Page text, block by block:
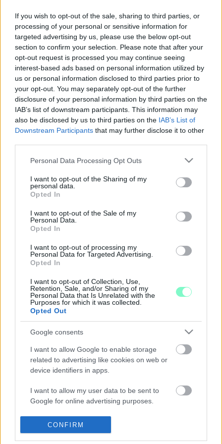
If you wish to opt-out of the sale, sharing to third parties, or
processing of your personal or sensitive information for
targeted advertising by us, please use the below opt-out
section to confirm your selection. Please note that after your
opt-out request is processed you may continue seeing
interest-based ads based on personal information utilized by
us or personal information disclosed to third parties prior to
your opt-out. You may separately opt-out of the further
disclosure of your personal information by third parties on the
IAB’s list of downstream participants. This information may
also be disclosed by us to third parties on the IAB’s List of
Downstream Participants that may further disclose it to other
Please note that this website/app uses one or more Google
not limited to your visit or usage behaviour. You may click to
grant or deny consent to Google and its third-party tags to
use your data for below specified purposes in below Google
consent section.
Personal Data Processing Opt Outs
I want to opt-out of the Sharing of my
personal data.
Opted In
I want to opt-out of the Sale of my
Personal Data.
Opted In
I want to opt-out of processing my
Personal Data for Targeted Advertising.
Opted In
I want to opt-out of Collection, Use,
Retention, Sale, and/or Sharing of my
Personal Data that Is Unrelated with the
Purposes for which it was collected.
Opted Out
Google consents
I want to allow Google to enable storage
related to advertising like cookies on web or
device identifiers in apps.
I want to allow my user data to be sent to
Google for online advertising purposes.
I want to allow Google to send me
personalized advertising.
CONFIRM
2025. október. 21. 08:30
Több mint 8 millió forintos bérleti díj hátralékot hagytak maguk
után a 11-es Huszár úti épületben.
A SZOMBATHELYI 11-ES HUSZÁR ÚTI
PARANCSNOKI ÉPÜLET TOVÁBBI MŰKÖDÉSÉT
IS MAGÁVAL RÁNTHATJA A “KIS” WALDORF
CSŐDJE
2025. augusztus. 27. 12:36
Az iskola több mint 8 millió forint bérleti díj adósságot
halmozott fel. Az épületben leszerelték a gázórát, ha október
közepéig nem fizetik ki a gáztartozást, az épület ellehetetlenül.
NEM INDÍTJA EL A 2025/2026-OS TANÉVET A
Hétfőn és kedden szülői értekezleten egyeztettek az iskolában
a szülőkkel. Mára összesen 4 diák maradt az iskolában.
ÚTI ÉPÜLET ISKOLA ÁLTAL HASZNÁLT
TERÜLETE RENDELTETÉSSZERŰ
HASZNÁLATRA ALKALMATLAN ÁLLAPOTBAN
2025. július. 04. 10:02
Egyre nehezebb helyzetben van a volt parancsnoki épületet
NEM FIZET A “KISEBBIK” WALDORF, DE NEM IS
HAJLANDÓ KIKÖLTÖZNI A 11-ES HUSZÁR ÚTI
ÉPÜLETBŐL
2025. június. 27. 12:44
A fenntartó kétségbe van esve.
DÍJHÁTRALÉK MIATT MA LESZERELTÉK A
SZOMBATHELYI 11-ES HUSZÁR ÚTI APÁCZAI
ÉPÜLET GÁZÓRÁJÁT
Az épületben bérlőként működő Waldorf iskola fél éve nem
fizetett bérleti díjat, ezért most az egész létesítmény nehéz
ISMÉT BAJBAN AZ APÁCZAI WALDORF ISKOLA,
HÓNAPOKKAL TARTOZIK A FŐBÉRLŐNEK